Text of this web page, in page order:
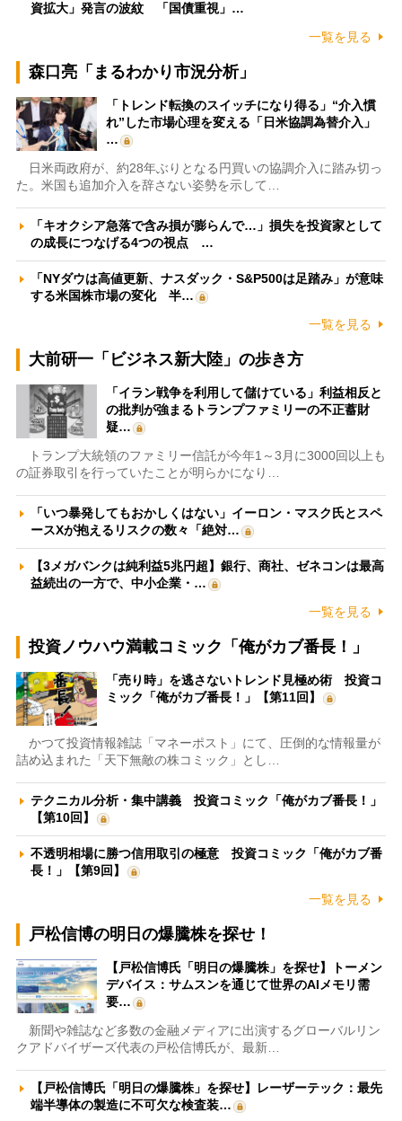
資拡大」発言の波紋 「国債重視」…
一覧を見る
森口亮「まるわかり市況分析」
「トレンド転換のスイッチになり得る」“介入慣
れ”した市場心理を変える「日米協調為替介入」
…
日米両政府が、約28年ぶりとなる円買いの協調介入に踏み切っ
た。米国も追加介入を辞さない姿勢を示して…
「キオクシア急落で含み損が膨らんで…」損失を投資家として
の成長につなげる4つの視点 …
「NYダウは高値更新、ナスダック・S&P500は足踏み」が意味
する米国株市場の変化 半…
一覧を見る
大前研一「ビジネス新大陸」の歩き方
「イラン戦争を利用して儲けている」利益相反と
の批判が強まるトランプファミリーの不正蓄財
疑…
トランプ大統領のファミリー信託が今年1～3月に3000回以上も
の証券取引を行っていたことが明らかになり…
「いつ暴発してもおかしくはない」イーロン・マスク氏とスペ
ースXが抱えるリスクの数々「絶対…
【3メガバンクは純利益5兆円超】銀行、商社、ゼネコンは最高
益続出の一方で、中小企業・…
一覧を見る
投資ノウハウ満載コミック「俺がカブ番長！」
「売り時」を逃さないトレンド見極め術 投資コ
ミック「俺がカブ番長！」【第11回】
かつて投資情報雑誌「マネーポスト」にて、圧倒的な情報量が
詰め込まれた「天下無敵の株コミック」とし…
テクニカル分析・集中講義 投資コミック「俺がカブ番長！」
【第10回】
不透明相場に勝つ信用取引の極意 投資コミック「俺がカブ番
長！」【第9回】
一覧を見る
戸松信博の明日の爆騰株を探せ！
【戸松信博氏「明日の爆騰株」を探せ】トーメン
デバイス：サムスンを通じて世界のAIメモリ需
要…
新聞や雑誌など多数の金融メディアに出演するグローバルリン
クアドバイザーズ代表の戸松信博氏が、最新…
【戸松信博氏「明日の爆騰株」を探せ】レーザーテック：最先
端半導体の製造に不可欠な検査装…